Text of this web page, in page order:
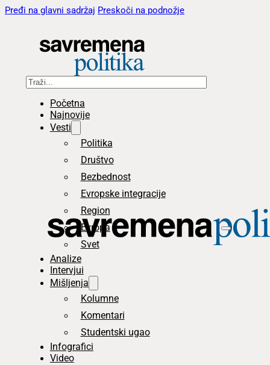
Pređi na glavni sadržaj Preskoči na podnožje
Pretraga
Početna
Najnovije
Vesti
Politika
Društvo
Bezbednost
Evropske integracije
Region
Evropa
Svet
Analize
Intervjui
Mišljenja
Kolumne
Komentari
Studentski ugao
Infografici
Video